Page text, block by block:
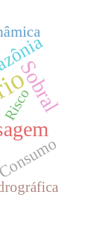
Sobral
Risco